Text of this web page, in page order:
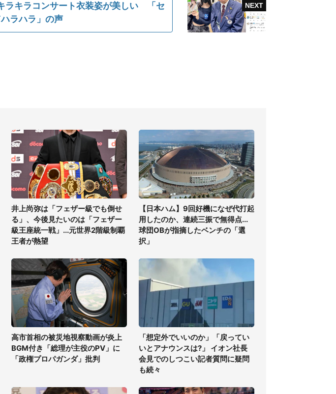
ラキラコンサート衣装姿が美しい 「セ
ラハラ」の声
井上尚弥は「フェザー級でも倒せ
る」、今後見たいのは「フェザー
級王座統一戦」...元世界2階級制覇
王者が熱望
【日本ハム】9回好機になぜ代打起
用したのか、連続三振で無得点...
球団OBが指摘したベンチの「選
択」
高市首相の被災地視察動画が炎上
BGM付き「総理が主役のPV」に
「政権プロパガンダ」批判
「想定外でいいのか」「戻ってい
いとアナウンスは?」 イオン社長
会見でのしつこい記者質問に疑問
も続々